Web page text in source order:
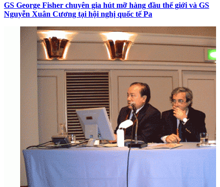
GS George Fisher chuyên gia hút mỡ hàng đầu thế giới và GS
Nguyễn Xuân Cương tại hội nghị quốc tế Pa